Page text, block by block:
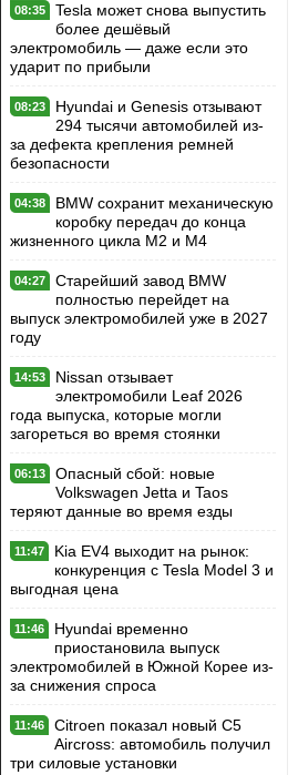
08:35
Tesla может снова выпустить
более дешёвый
электромобиль — даже если это
ударит по прибыли
08:23
Hyundai и Genesis отзывают
294 тысячи автомобилей из-
за дефекта крепления ремней
безопасности
04:38
BMW сохранит механическую
коробку передач до конца
жизненного цикла M2 и M4
04:27
Старейший завод BMW
полностью перейдет на
выпуск электромобилей уже в 2027
году
14:53
Nissan отзывает
электромобили Leaf 2026
года выпуска, которые могли
загореться во время стоянки
06:13
Опасный сбой: новые
Volkswagen Jetta и Taos
теряют данные во время езды
11:47
Kia EV4 выходит на рынок:
конкуренция с Tesla Model 3 и
выгодная цена
11:46
Hyundai временно
приостановила выпуск
электромобилей в Южной Корее из-
за снижения спроса
11:46
Citroen показал новый C5
Aircross: автомобиль получил
три силовые установки